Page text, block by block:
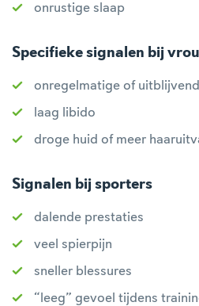
onrustige slaap
Specifieke signalen bij
onregelmatige of
laag libido
droge huid of meer
Signalen bij sporters
dalende prestaties
veel spierpijn
sneller blessures
“leeg” gevoel tijdens